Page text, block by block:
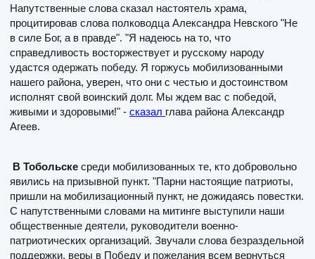
Напутственные слова сказал настоятель храма,
процитировав слова полководца Александра Невского "Не
в силе Бог, а в правде". "Я надеюсь на то, что
справедливость восторжествует и русскому народу
удастся одержать победу. Я горжусь мобилизованными
нашего района, уверен, что они с честью и достоинством
исполнят свой воинский долг. Мы ждем вас с победой,
живыми и здоровыми!" - сказал глава района Александр
Агеев.
В Тобольске среди мобилизованных те, кто добровольно
явились на призывной пункт. "Парни настоящие патриоты,
пришли на мобилизационный пункт, не дожидаясь повестки.
С напутственными словами на митинге выступили наши
общественные деятели, руководители военно-
патриотических организаций. Звучали слова безраздельной
поддержки, веры в Победу и пожелания всем вернуться